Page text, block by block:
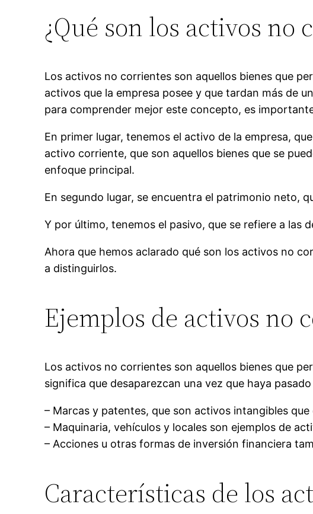
¿Qué son los activos no
Los activos no corrientes son aquellos bienes que
activos que la empresa posee y que tardan más de
para comprender mejor este concepto, es
En primer lugar, tenemos el activo de la empresa,
activo corriente, que son aquellos bienes que se
enfoque principal.
En segundo lugar, se encuentra el patrimonio neto,
Y por último, tenemos el pasivo, que se refiere a las
Ahora que hemos aclarado qué son los activos no
a distinguirlos.
Ejemplos de activos no
Los activos no corrientes son aquellos bienes que
significa que desaparezcan una vez que haya
– Marcas y patentes, que son activos intangibles
– Maquinaria, vehículos y locales son ejemplos de
– Acciones u otras formas de inversión financiera
Características de los